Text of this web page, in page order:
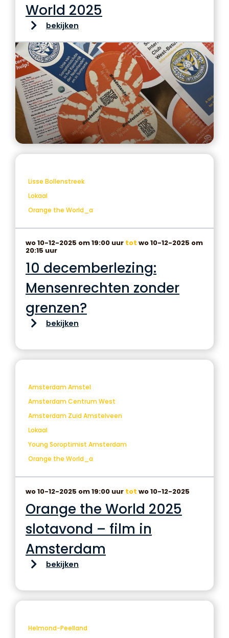
World 2025
bekijken
Lisse Bollenstreek
Lokaal
Orange the World_a
wo 10-12-2025 om 19:00 uur tot wo 10-12-2025 om
20:15 uur
10 decemberlezing:
Mensenrechten zonder
grenzen?
bekijken
Amsterdam Amstel
Amsterdam Centrum West
Amsterdam Zuid Amstelveen
Lokaal
Young Soroptimist Amsterdam
Orange the World_a
wo 10-12-2025 om 19:00 uur tot wo 10-12-2025
Orange the World 2025
slotavond – film in
Amsterdam
bekijken
Helmond-Peelland